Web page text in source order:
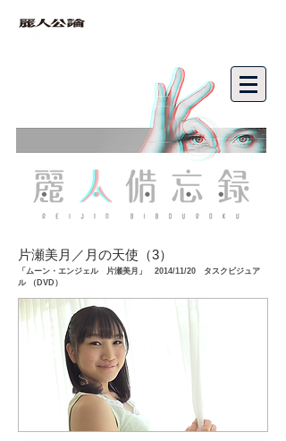
片瀬美月／月の天使（3）
「ムーン・エンジェル 片瀬美月」 2014/11/20 タスクビジュア
ル （DVD）